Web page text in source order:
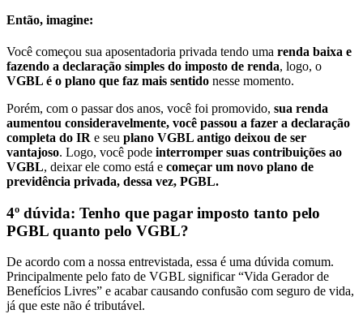
Então, imagine:
Você começou sua aposentadoria privada tendo uma renda baixa e
fazendo a declaração simples do imposto de renda, logo, o
VGBL é o plano que faz mais sentido nesse momento.
Porém, com o passar dos anos, você foi promovido, sua renda
aumentou consideravelmente, você passou a fazer a declaração
completa do IR e seu plano VGBL antigo deixou de ser
vantajoso. Logo, você pode interromper suas contribuições ao
VGBL, deixar ele como está e começar um novo plano de
previdência privada, dessa vez, PGBL.
4º dúvida: Tenho que pagar imposto tanto pelo
PGBL quanto pelo VGBL?
De acordo com a nossa entrevistada, essa é uma dúvida comum.
Principalmente pelo fato de VGBL significar “Vida Gerador de
Benefícios Livres” e acabar causando confusão com seguro de vida,
já que este não é tributável.